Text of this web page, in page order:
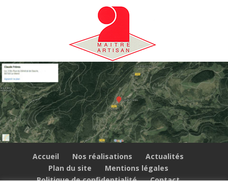
Accueil Nos réalisations
Actualités
Plan du site
Mentions légales